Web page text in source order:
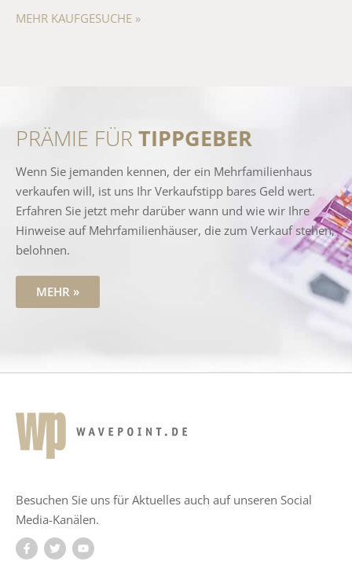
MEHR KAUFGESUCHE »
PRÄMIE FÜR TIPPGEBER
Wenn Sie jemanden kennen, der ein Mehrfamilienhaus
verkaufen will, ist uns Ihr Verkaufstipp bares Geld wert.
Erfahren Sie jetzt mehr darüber wann und wie wir Ihre
Hinweise auf Mehrfamilienhäuser, die zum Verkauf stehen,
belohnen.
MEHR »
Besuchen Sie uns für Aktuelles auch auf unseren Social
Media-Kanälen.